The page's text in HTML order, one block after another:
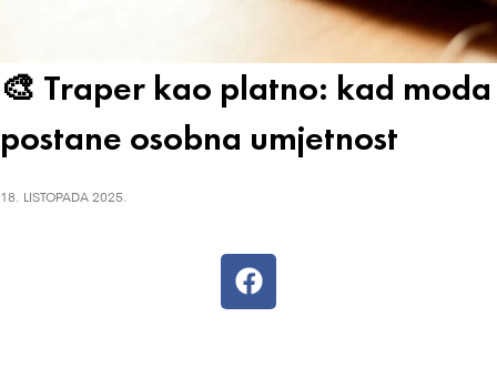
🎨 Traper kao platno: kad moda
postane osobna umjetnost
18. LISTOPADA 2025.